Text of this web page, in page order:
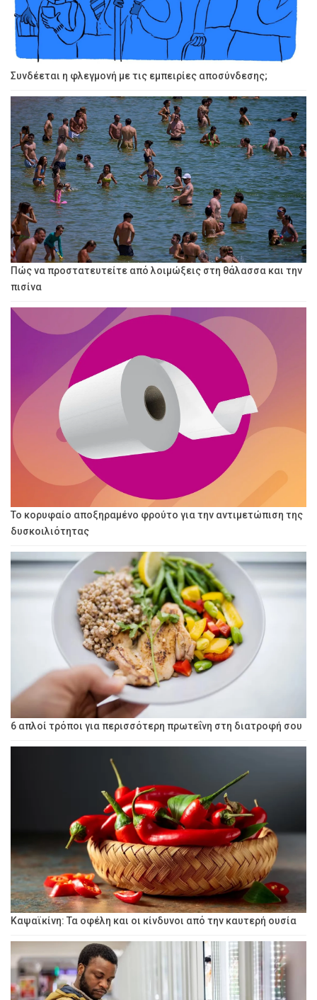
Συνδέεται η φλεγμονή με τις εμπειρίες αποσύνδεσης;
Πώς να προστατευτείτε από λοιμώξεις στη θάλασσα και την
πισίνα
Το κορυφαίο αποξηραμένο φρούτο για την αντιμετώπιση της
δυσκοιλιότητας
6 απλοί τρόποι για περισσότερη πρωτεΐνη στη διατροφή σου
Καψαϊκίνη: Τα οφέλη και οι κίνδυνοι από την καυτερή ουσία